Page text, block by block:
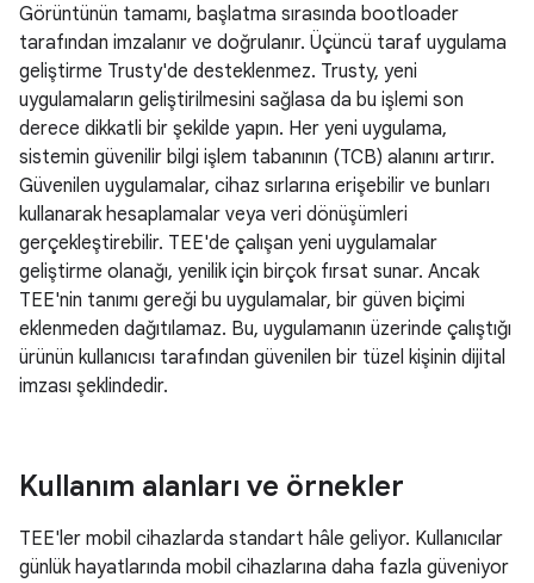
Görüntünün tamamı, başlatma sırasında bootloader
tarafından imzalanır ve doğrulanır. Üçüncü taraf uygulama
geliştirme Trusty'de desteklenmez. Trusty, yeni
uygulamaların geliştirilmesini sağlasa da bu işlemi son
derece dikkatli bir şekilde yapın. Her yeni uygulama,
sistemin güvenilir bilgi işlem tabanının (TCB) alanını artırır.
Güvenilen uygulamalar, cihaz sırlarına erişebilir ve bunları
kullanarak hesaplamalar veya veri dönüşümleri
gerçekleştirebilir. TEE'de çalışan yeni uygulamalar
geliştirme olanağı, yenilik için birçok fırsat sunar. Ancak
TEE'nin tanımı gereği bu uygulamalar, bir güven biçimi
eklenmeden dağıtılamaz. Bu, uygulamanın üzerinde çalıştığı
ürünün kullanıcısı tarafından güvenilen bir tüzel kişinin dijital
imzası şeklindedir.
Kullanım alanları ve örnekler
TEE'ler mobil cihazlarda standart hâle geliyor. Kullanıcılar
günlük hayatlarında mobil cihazlarına daha fazla güveniyor